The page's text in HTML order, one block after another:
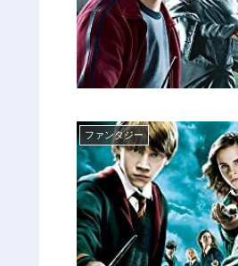
ファンタジー